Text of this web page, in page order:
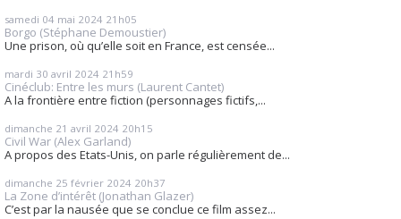
samedi 04 mai 2024 21h05
Borgo (Stéphane Demoustier)
Une prison, où qu’elle soit en France, est censée...
mardi 30 avril 2024 21h59
Cinéclub: Entre les murs (Laurent Cantet)
A la frontière entre fiction (personnages fictifs,...
dimanche 21 avril 2024 20h15
Civil War (Alex Garland)
A propos des Etats-Unis, on parle régulièrement de...
dimanche 25 février 2024 20h37
La Zone d’intérêt (Jonathan Glazer)
C’est par la nausée que se conclue ce film assez...